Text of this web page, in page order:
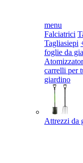
menu
Falciatrici
Tagliasiepi
foglie da
carrelli per
giardino
Attrezzi da